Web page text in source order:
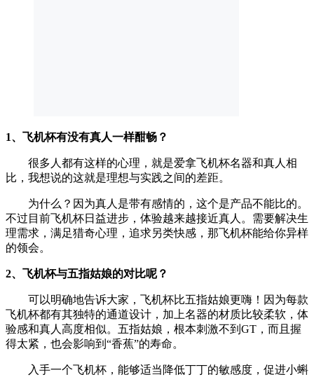
1、飞机杯有没有真人一样酣畅？
很多人都有这样的心理，就是爱拿飞机杯名器和真人相
比，我想说的这就是理想与实践之间的差距。
为什么？因为真人是带有感情的，这个是产品不能比的。
不过目前飞机杯日益进步，体验越来越接近真人。需要解决生
理需求，满足猎奇心理，追求另类快感，那飞机杯能给你异样
的领会。
2、飞机杯与五指姑娘的对比呢？
可以明确地告诉大家，飞机杯比五指姑娘更嗨！因为每款
飞机杯都有其独特的通道设计，加上名器的材质比较柔软，体
验感和真人高度相似。五指姑娘，根本刺激不到GT，而且握
得太紧，也会影响到“香蕉”的寿命。
入手一个飞机杯，能够适当降低丁丁的敏感度，促进小蝌